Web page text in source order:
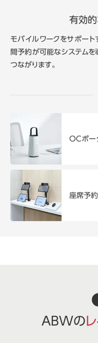
有効
モバイルワークをサポート
間予約が可能なシステムを
つながります。
OCポー
座席予
ABWの